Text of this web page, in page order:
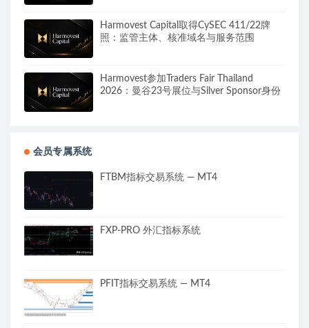
Harmovest Capital取得CySEC 411/22牌
照：监管主体、核准域名与服务范围
Harmovest参加Traders Fair Thailand
2026：曼谷23号展位与Silver Sponsor身份
会员专属系统
FTBM指标交易系统 — MT4
FXP-PRO 外汇指标系统
PFIT指标交易系统 — MT4